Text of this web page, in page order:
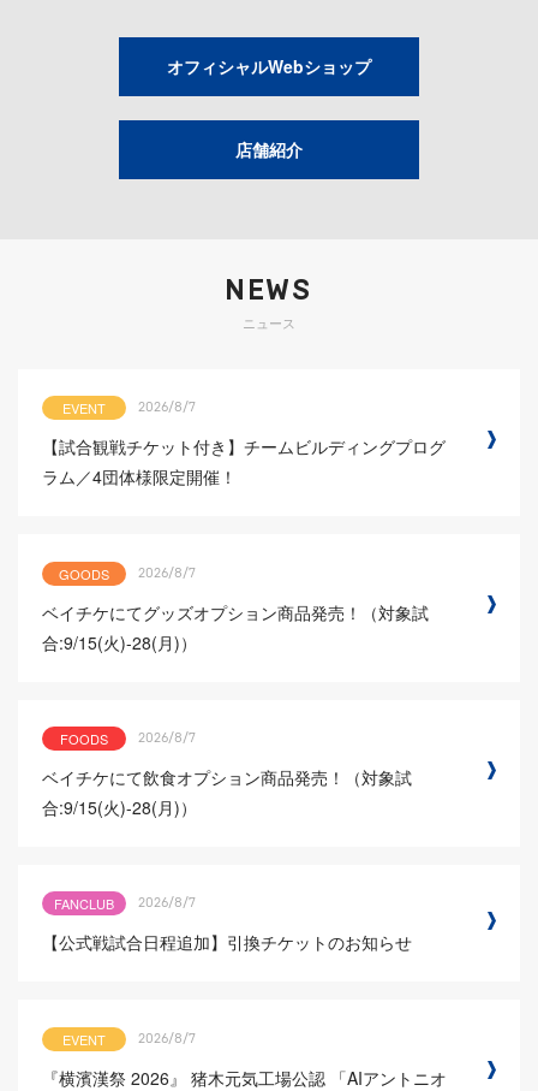
オフィシャルWebショップ
店舗紹介
NEWS
ニュース
EVENT 2026/8/7
【試合観戦チケット付き】チームビルディングプログ
ラム／4団体様限定開催！
GOODS 2026/8/7
ベイチケにてグッズオプション商品発売！（対象試
合:9/15(火)-28(月)）
FOODS 2026/8/7
ベイチケにて飲食オプション商品発売！（対象試
合:9/15(火)-28(月)）
FANCLUB 2026/8/7
【公式戦試合日程追加】引換チケットのお知らせ
EVENT 2026/8/7
『横濱漢祭 2026』 猪木元気工場公認 「AIアントニオ